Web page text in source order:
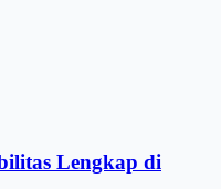
Lengkap di